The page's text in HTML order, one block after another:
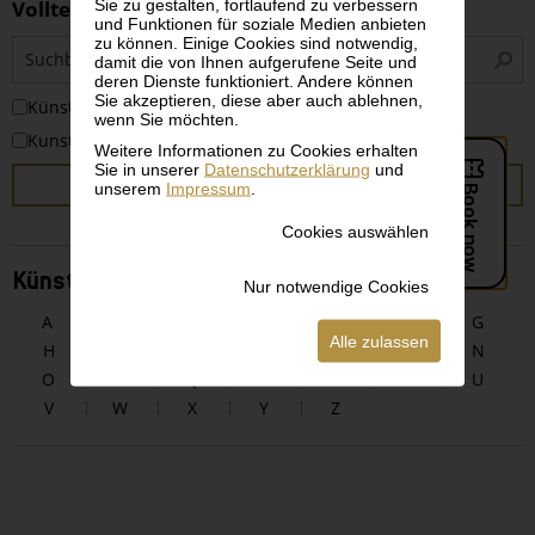
und Funktionen für soziale Medien anbieten
zu können. Einige Cookies sind notwendig,
damit die von Ihnen aufgerufene Seite und
deren Dienste funktioniert. Andere können
Sie akzeptieren, diese aber auch ablehnen,
wenn Sie möchten.
Weitere Informationen zu Cookies erhalten
Sie in unserer Datenschutzerklärung und
unserem Impressum
Cookies auswählen
Nur notwendige Cookies
Alle zulassen
Volltextsuche
KünstlerInnen
Kunstwerke
SUCHEN
KünstlerInnen alphabetisch
A E F
G
H
L M
N
O
U
V
W X Y Z